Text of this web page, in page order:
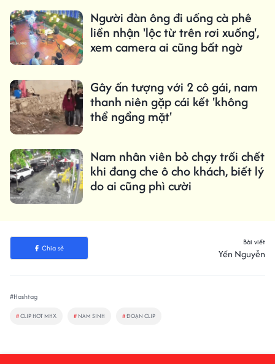
Người đàn ông đi uống cà phê
liền nhận 'lộc từ trên rơi xuống',
xem camera ai cũng bất ngờ
Gây ấn tượng với 2 cô gái, nam
thanh niên gặp cái kết 'không
thể ngẩng mặt'
Nam nhân viên bỏ chạy trối chết
khi đang che ô cho khách, biết lý
do ai cũng phì cười
Chia sẻ
Bài viết
Yến Nguyễn
#Hashtag
#CLIP HOT MHX # NAM SINH #ĐOẠN CLIP